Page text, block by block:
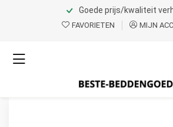
Goede prijs/kwaliteit
FAVORIETEN MIJN
Home Product
Artic Stripe Wit